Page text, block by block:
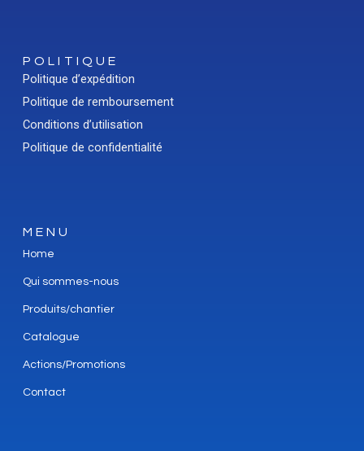
POLITIQUE
Politique d’expédition
Politique de remboursement
Conditions d’utilisation
Politique de confidentialité
MENU
Home
Qui sommes-nous
Produits/chantier
Catalogue
Actions/Promotions
Contact